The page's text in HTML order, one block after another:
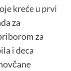
kreće u prvi
za
za
i deca